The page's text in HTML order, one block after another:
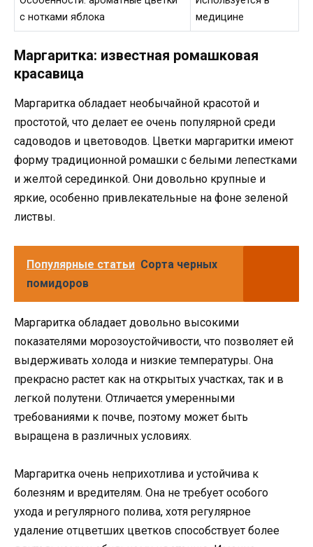
с нотками яблока
медицине
Маргаритка: известная ромашковая
красавица
Маргаритка обладает необычайной красотой и
простотой, что делает ее очень популярной среди
садоводов и цветоводов. Цветки маргаритки имеют
форму традиционной ромашки с белыми лепестками
и желтой серединкой. Они довольно крупные и
яркие, особенно привлекательные на фоне зеленой
листвы.
Популярные статьи Сорта черных
помидоров
Маргаритка обладает довольно высокими
показателями морозоустойчивости, что позволяет ей
выдерживать холода и низкие температуры. Она
прекрасно растет как на открытых участках, так и в
легкой полутени. Отличается умеренными
требованиями к почве, поэтому может быть
выращена в различных условиях.
Маргаритка очень неприхотлива и устойчива к
болезням и вредителям. Она не требует особого
ухода и регулярного полива, хотя регулярное
удаление отцветших цветков способствует более